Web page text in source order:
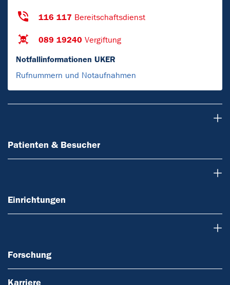
116 117 Bereitschaftsdienst
089 19240 Vergiftung
Notfallinformationen UKER
Rufnummern und Notaufnahmen
Patienten & Besucher
Einrichtungen
Forschung
Karriere